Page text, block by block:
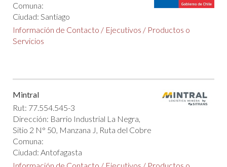
Comuna:
Ciudad: Santiago
Información de Contacto / Ejecutivos / Productos o
Servicios
Mintral
Rut: 77.554.545-3
Dirección: Barrio Industrial La Negra,
Sitio 2 N° 50, Manzana J, Ruta del Cobre
Comuna:
Ciudad: Antofagasta